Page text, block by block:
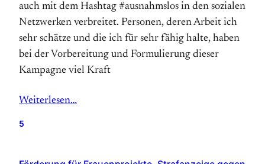
auch mit dem Hashtag ‪#‎ausnahmslos‬ in den sozialen
Netzwerken verbreitet. Personen, deren Arbeit ich
sehr schätze und die ich für sehr fähig halte, haben
bei der Vorbereitung und Formulierung dieser
Kampagne viel Kraft
Weiterlesen…
5